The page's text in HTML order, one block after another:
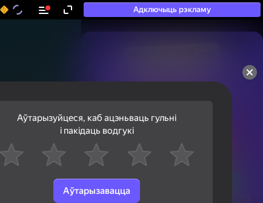
Адключыць рэкламу
50+ тап-гульняў, у якія
гуляюць нават тыя, хто
Аўтарызуйцеся, каб ацэньваць гульні
і пакідаць водгукі
Аўтарызавацца